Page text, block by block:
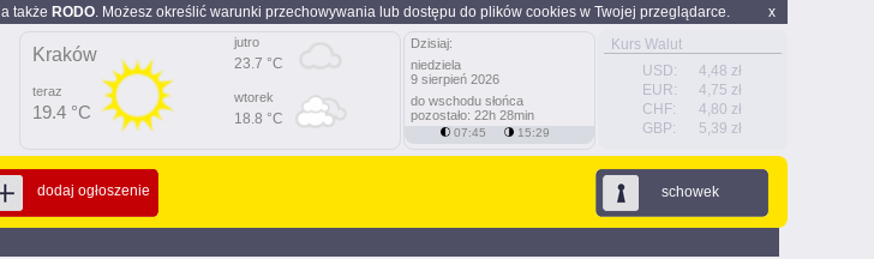
x
a także RODO. Możesz określić warunki przechowywania lub dostępu do plików cookies w Twojej przeglądarce.
Kurs Walut
USD:
4,48 zł
EUR:
4,75 zł
CHF:
4,80 zł
GBP:
5,39 zł
Kraków
teraz
19.4 °C
jutro
23.7 °C
wtorek
18.8 °C
Dzisiaj:
niedziela
9 sierpień 2026
do wschodu słońca
pozostało: 22h 28min
07:45 15:29
schowek
dodaj ogłoszenie